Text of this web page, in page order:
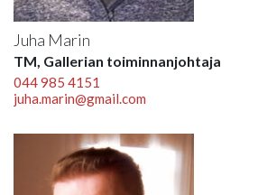
Juha Marin
TM, Gallerian toiminnanjohtaja
044 985 4151
juha.marin@gmail.com